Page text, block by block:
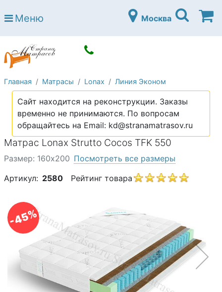
Страна матрасов
Open submenu (Матрасы)
Open submenu (Кровати)
Кровати
Open submenu (Аксессуары)
Open submenu (Диваны)
Диваны
Open submenu (Постельное белье)
Постельное белье
Open submenu (Мебель)
Мебель
Open submenu (Основания)
Основания
Open submenu (Детские матрасы)
Open submenu (Детские кровати)
Open submenu (Шкафы)
Шкафы
О компании
Контакты
Доставка по городу
Меню Москва
Главная Матрасы Lonax Линия Эконом
Сайт находится на реконструкции. Заказы
временно не принимаются. По вопросам
обращайтесь на Email: kd@stranamatrasov.ru
Матрас Lonax Strutto Cocos TFK 550
-45%
Размер: 160х200 Посмотреть все размеры
Артикул: 2580 Рейтинг товара